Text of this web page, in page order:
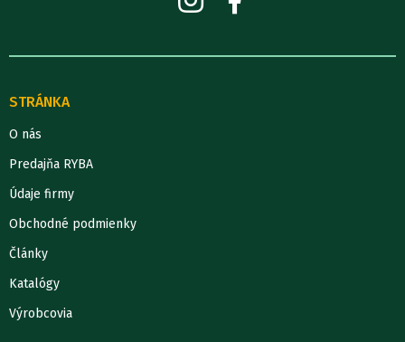
STRÁNKA
O nás
Predajňa RYBA
Údaje firmy
Obchodné podmienky
Články
Katalógy
Výrobcovia